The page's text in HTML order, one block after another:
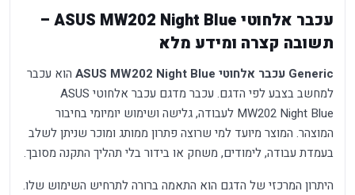
עכבר אלחוטי ASUS MW202 Night Blue –
תשובה קצרה ומידע מלא
Generic עכבר אלחוטי ASUS MW202 Night Blue
הוא עכבר
למחשב בצבע לפי הדגם. עכבר מדגם עכבר אלחוטי ASUS
MW202 Night Blue לעבודה, גלישה ושימוש יומיומי בחיבור
המוצהר. המוצר מיועד למי שרוצה פתרון ממותג ומוכר שניתן לשלב
בעמדת עבודה, לימודים, משחק או בידור בלי תהליך התקנה מסובך.
היתרון המרכזי של הדגם הוא התאמה ברורה לתרחיש השימוש שלו.